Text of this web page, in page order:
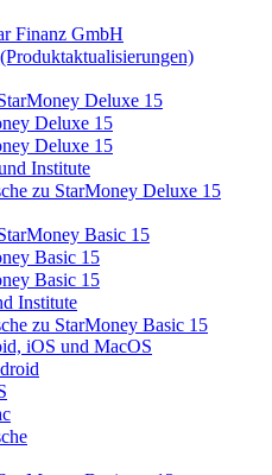
Finanz GmbH
Deluxe 15
Deluxe 15
Deluxe 15
Institute
zu StarMoney Deluxe 15
Basic 15
Basic 15
Basic 15
Institute
zu StarMoney Basic 15
iOS und MacOS